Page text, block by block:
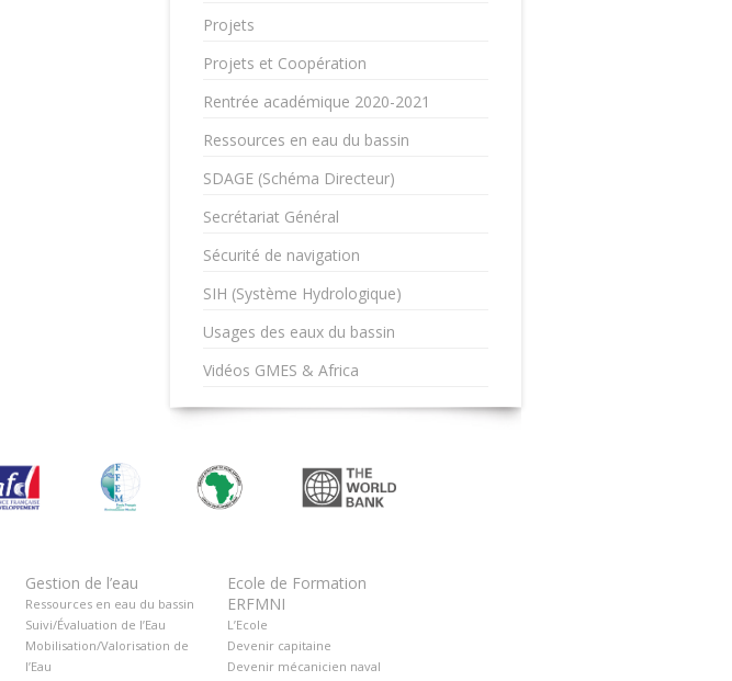
Projets
Projets et Coopération
Rentrée académique 2020-2021
Ressources en eau du bassin
SDAGE (Schéma Directeur)
Secrétariat Général
Sécurité de navigation
SIH (Système Hydrologique)
Usages des eaux du bassin
Vidéos GMES & Africa
Gestion de l’eau
Ressources en eau du bassin
Suivi/Évaluation de l’Eau
Mobilisation/Valorisation de
l’Eau
Ecole de Formation
ERFMNI
L’Ecole
Devenir capitaine
Devenir mécanicien naval